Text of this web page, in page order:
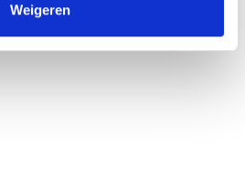
Weigeren